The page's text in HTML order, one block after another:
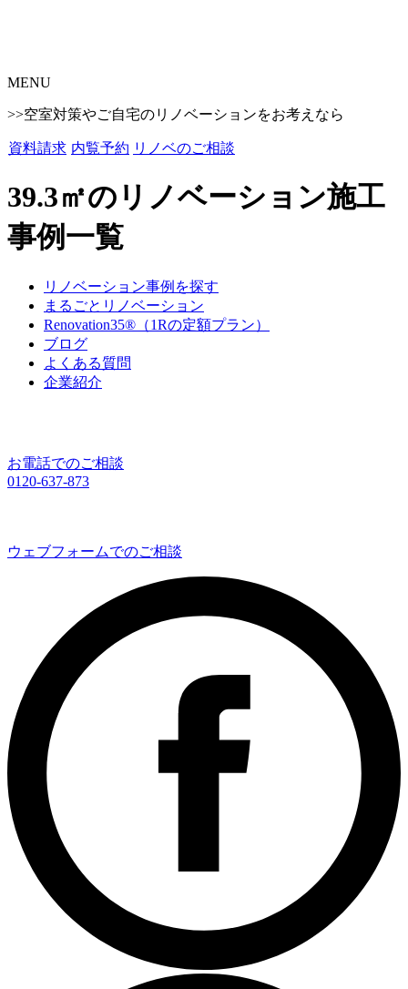
MENU
>>空室対策やご自宅のリノベーションをお考えなら
資料請求 内覧予約 リノベのご相談
39.3㎡のリノベーション施工
事例一覧
リノベーション事例を探す
まるごとリノベーション
Renovation35®（1Rの定額プラン）
ブログ
よくある質問
企業紹介
お電話でのご相談
0120-637-873
ウェブフォームでのご相談